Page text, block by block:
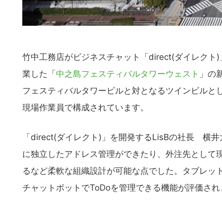
竹中工務店がビジネスチャット「direct(ダイレク
業した「 中之島フェスティバルタワーウェスト 」の
フェスティバルタワービルと対となるツインビル
現場作業員で構成されています。
「direct(ダイレクト)」を開発するLisBの社長 横井
に独立したアドレス管理ができたり、外注先とし
るなど柔軟な組織設計が可能な点でした。タブレ
チャットボットでToDoを管理できる機能が評価さ
の
サ
を
検
索